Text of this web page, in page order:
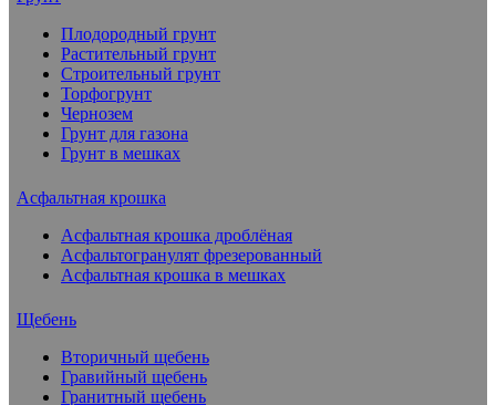
Плодородный грунт
Растительный грунт
Строительный грунт
Торфогрунт
Чернозем
Грунт для газона
Грунт в мешках
Асфальтная крошка
Асфальтная крошка дроблёная
Асфальтогранулят фрезерованный
Асфальтная крошка в мешках
Щебень
Вторичный щебень
Гравийный щебень
Гранитный щебень